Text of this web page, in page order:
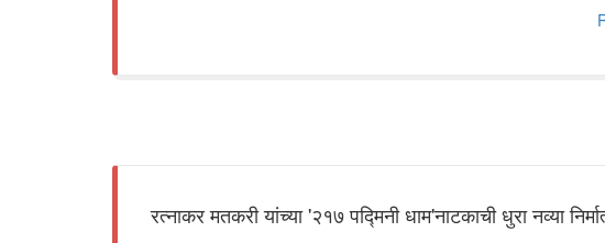
रत्नाकर मतकरी यांच्या '२१७ पद्मिनी धाम'नाटकाची धुरा नव्या